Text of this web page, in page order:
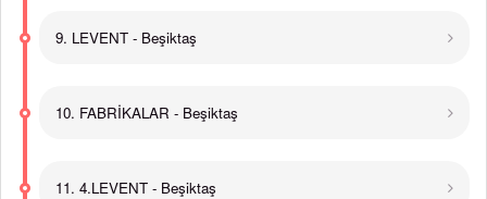
9. LEVENT - Beşiktaş
10. FABRİKALAR - Beşiktaş
11. 4.LEVENT - Beşiktaş